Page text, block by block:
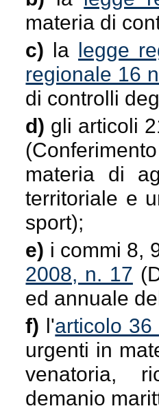
materia di
c) la legge
regionale 16
di controlli
d) gli articoli
materia di
territoriale e
sport);
e) i commi 8,
2008, n. 17
ed annuale
f) l'articolo
urgenti in
venatoria,
demanio